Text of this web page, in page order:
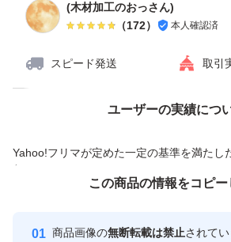
(木材加工のおっさん)
（172） 本人確認済
スピード発送 取引
ユーザーの実績につ
Yahoo!フリマが定めた一定の基準を満たし
付与しています
安心取引出品者
心・安全な
価格の相談
この商品の情報をコピ
商品画像の無断転載は禁止されて
この商品をみている人にオススメ